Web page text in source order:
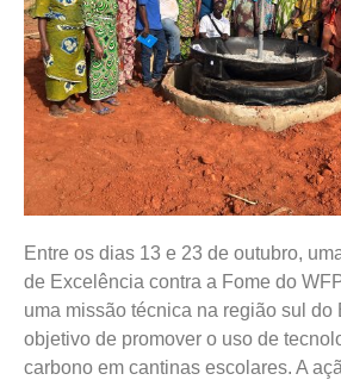
Entre os dias 13 e 23 de outubro,
de Excelência contra a Fome do
uma missão técnica na região sul do
objetivo de promover o uso de
carbono em cantinas escolares. A